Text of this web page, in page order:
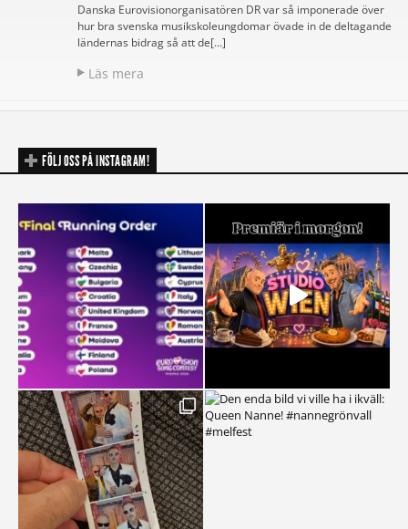
Danska Eurovisionorganisatören DR var så imponerade över
hur bra svenska musikskoleungdomar övade in de deltagande
ländernas bidrag så att de[…]
Läs mera
FÖLJ OSS PÅ INSTAGRAM!